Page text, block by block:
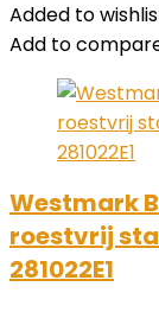
Added to
Add to
Westmark
roestvrij
281022E1